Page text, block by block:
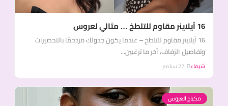
16 آيلاينر مقاوم للتلطخ … مثالي لعروس
16 آيلاينر مقاوم للتلطخ – عندما يكون جدولك مزدحمًا بالتحضيرات
وتفاصيل الزفاف، آخر ما ترغبين...
شيماء
مكياج العروس